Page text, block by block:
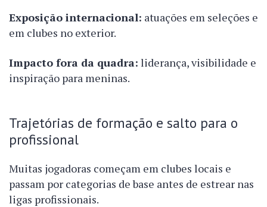
Exposição internacional: atuações em seleções e
em clubes no exterior.
Impacto fora da quadra: liderança, visibilidade e
inspiração para meninas.
Trajetórias de formação e salto para o
profissional
Muitas jogadoras começam em clubes locais e
passam por categorias de base antes de estrear nas
ligas profissionais.